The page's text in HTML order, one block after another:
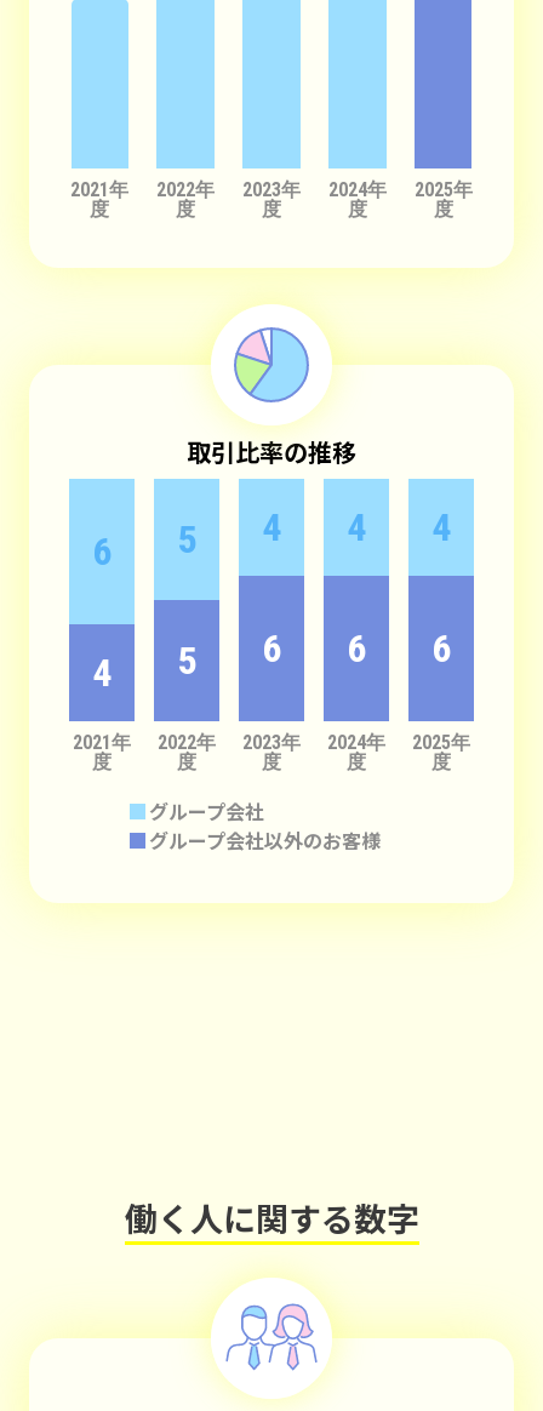
2021年
度
2022年
度
2023年
度
2024年
度
2025年
度
取引比率の推移
6
4
2021年
度
5
5
2022年
度
4
6
2023年
度
4
6
2024年
度
4
6
2025年
度
グループ会社
グループ会社以外のお客様
働く人に関する数字